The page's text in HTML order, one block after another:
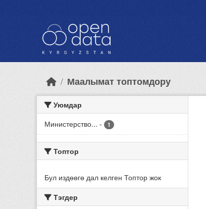
Маалымат топтомдору
Уюмдар
Министерство... - 1
Топтор
Бул издөөгө дал келген Топтор жок
Тэгдер